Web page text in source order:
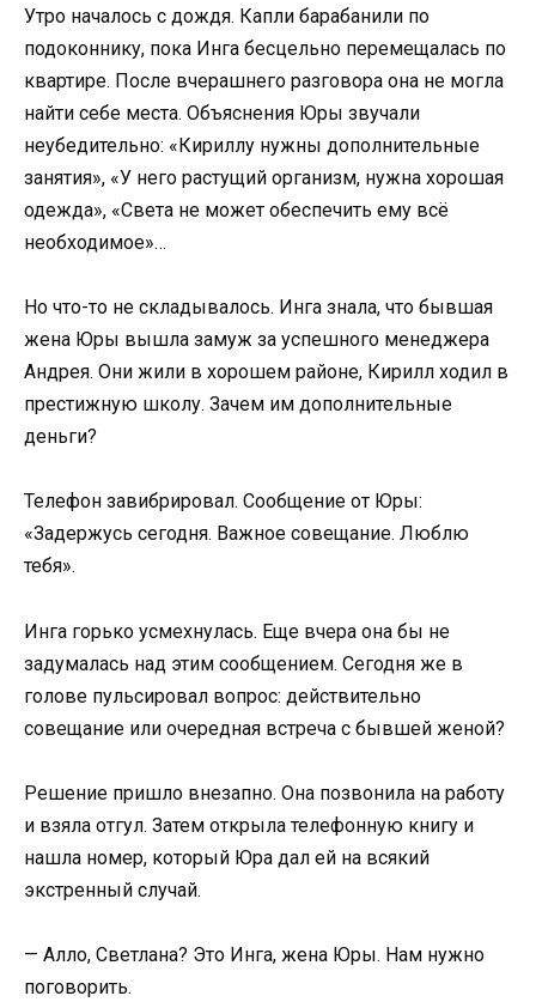
Утро началось с дождя. Капли барабанили по
подоконнику, пока Инга бесцельно перемещалась по
квартире. После вчерашнего разговора она не могла
найти себе места. Объяснения Юры звучали
неубедительно: «Кириллу нужны дополнительные
занятия», «У него растущий организм, нужна хорошая
одежда», «Света не может обеспечить ему всё
необходимое»…
Но что-то не складывалось. Инга знала, что бывшая
жена Юры вышла замуж за успешного менеджера
Андрея. Они жили в хорошем районе, Кирилл ходил в
престижную школу. Зачем им дополнительные
деньги?
Телефон завибрировал. Сообщение от Юры:
«Задержусь сегодня. Важное совещание. Люблю
тебя».
Инга горько усмехнулась. Еще вчера она бы не
задумалась над этим сообщением. Сегодня же в
голове пульсировал вопрос: действительно
совещание или очередная встреча с бывшей женой?
Решение пришло внезапно. Она позвонила на работу
и взяла отгул. Затем открыла телефонную книгу и
нашла номер, который Юра дал ей на всякий
экстренный случай.
— Алло, Светлана? Это Инга, жена Юры. Нам нужно
поговорить.